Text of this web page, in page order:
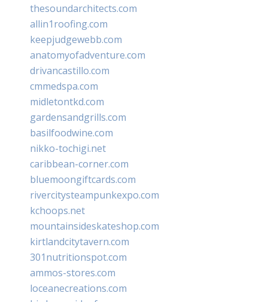
thesoundarchitects.com
allin1roofing.com
keepjudgewebb.com
anatomyofadventure.com
drivancastillo.com
cmmedspa.com
midletontkd.com
gardensandgrills.com
basilfoodwine.com
nikko-tochigi.net
caribbean-corner.com
bluemoongiftcards.com
rivercitysteampunkexpo.com
kchoops.net
mountainsideskateshop.com
kirtlandcitytavern.com
301nutritionspot.com
ammos-stores.com
loceanecreations.com